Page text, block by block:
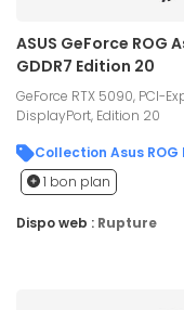
ASUS GeForce ROG
GDDR7 Edition 20
GeForce RTX 5090, PCI-
DisplayPort, Edition 20
Collection Asus ROG
1 bon plan
Dispo web : Rupture